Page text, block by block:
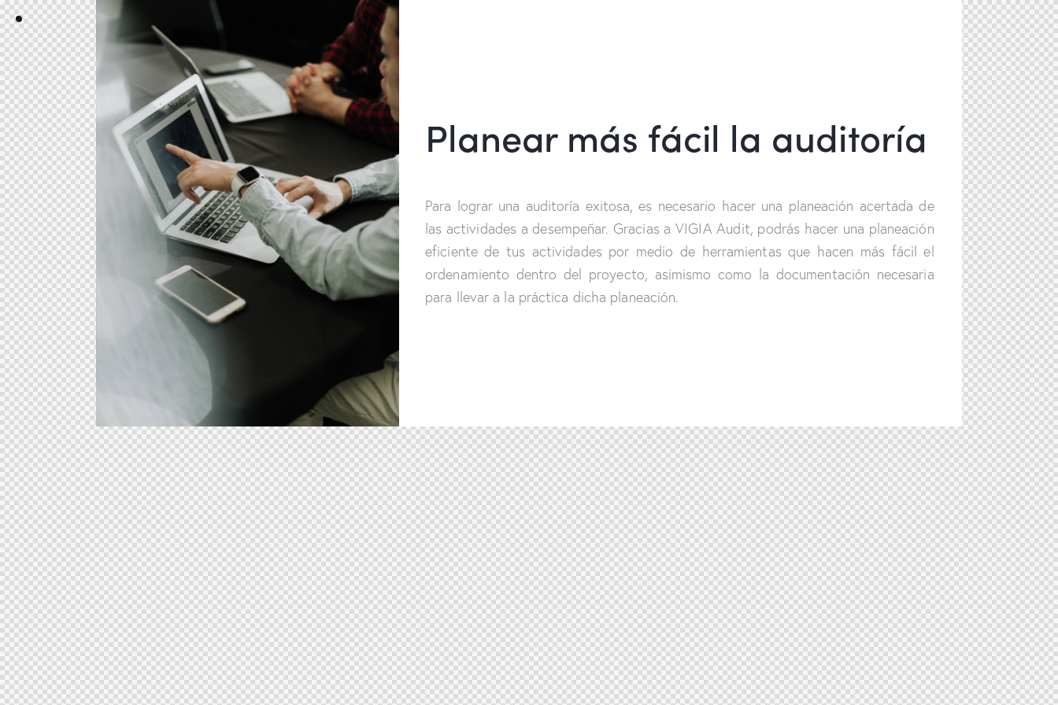
Planear más fácil la auditoría
Para lograr una auditoría exitosa, es necesario hacer una planeación acertada de
las actividades a desempeñar. Gracias a VIGIA Audit, podrás hacer una planeación
eficiente de tus actividades por medio de herramientas que hacen más fácil el
ordenamiento dentro del proyecto, asimismo como la documentación necesaria
para llevar a la práctica dicha planeación.